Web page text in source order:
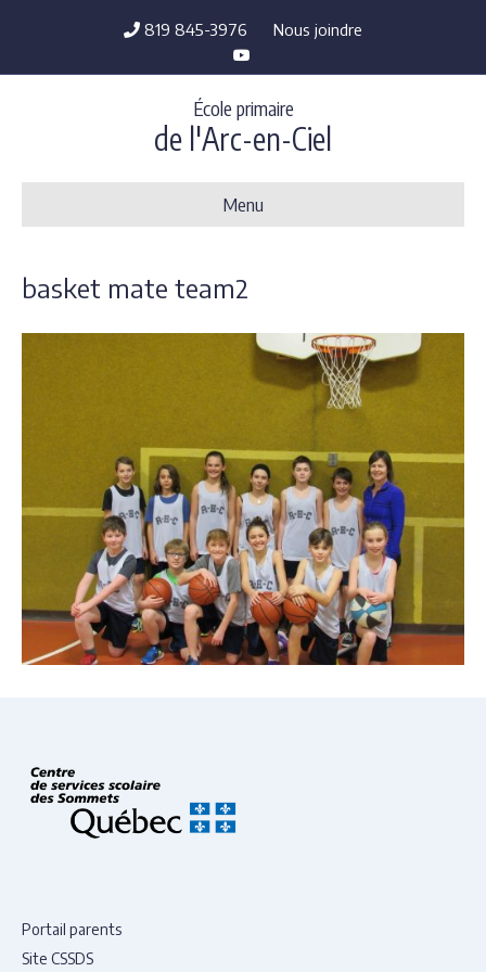
819 845-3976
Nous joindre
Y
o
u
u
e
École primaire
de l'Arc-en-Ciel
Menu
basket mate team2
Portail parents
Site CSSDS